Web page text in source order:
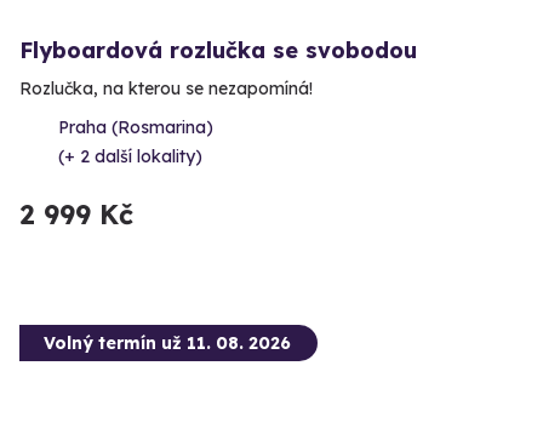
Flyboardová rozlučka se svobodou
Rozlučka, na kterou se nezapomíná!
Praha (Rosmarina)
(+ 2 další lokality)
2 999 Kč
Volný termín už 11. 08. 2026